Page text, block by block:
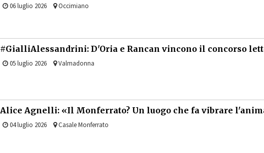
06 luglio 2026 Occimiano
#GialliAlessandrini: D'Oria e Rancan vincono il concorso
05 luglio 2026 Valmadonna
Alice Agnelli: «Il Monferrato? Un luogo che fa vibrare
04 luglio 2026 Casale Monferrato